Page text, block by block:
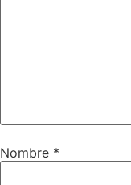
Nombre *